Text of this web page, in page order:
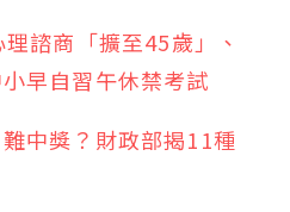
諮商「擴至45歲」、
早自習午休禁考試
難中獎？財政部揭11種